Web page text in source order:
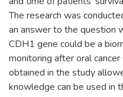
The research was
an answer to the question
CDH1 gene could be a
monitoring after oral
obtained in the study
knowledge can be used in